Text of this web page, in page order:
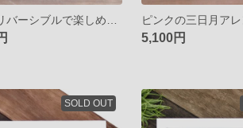
5,100円
SOLD OUT